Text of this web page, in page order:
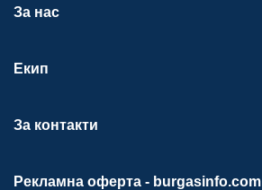
За нас
Екип
За контакти
Рекламна оферта - burgasinfo.com